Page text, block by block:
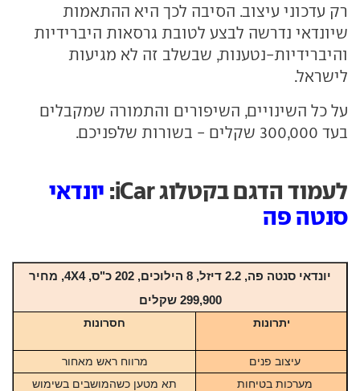
רק עדכוני עיצוב. הסיבה לכך היא ההתאמות
שיונדאי נדרשה לבצע לטובת גרסאות היברידיות
והיברידיות-נטענות, שבשלב זה לא מגיעות
לישראל.
על כל השינויים, השיפורים והתמורה שמקבלים
בעד 300,000 שקלים - בשורות שלפניכם.
לעמוד הדגם בקטלוג iCar:
יונדאי
סנטה פה
יונדאי סנטה פה, 2.2 דיזל, 8 הילוכים, 202 כ"ס, 4X4, מחיר
299,900 שקלים
יתרונות
חסרונות
עיצוב פנים
מרווח ראש מאחור
מערכות בטיחות
תא מטען כשהמושבים בשימוש